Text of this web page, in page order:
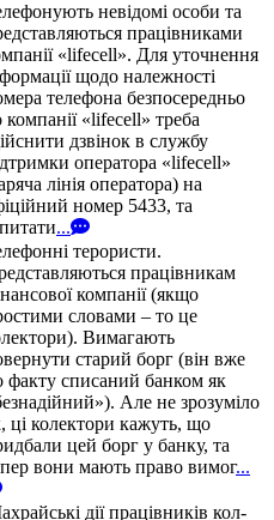
невідомі особи та
працівниками
«lifecell». Для уточнення
щодо належності
телефона безпосередньо
компанії «lifecell» треба
дзвінок в службу
оператора «lifecell»
лінія оператора) на
номер 5433, та
...
терористи.
працівникам
компанії (якщо
словами – то це
Вимагають
старий борг (він вже
факту списаний банком як
Але не зрозуміло
ці колектори кажуть, що
цей борг у банку, та
вони мають право вимог...
дії працівників кол-